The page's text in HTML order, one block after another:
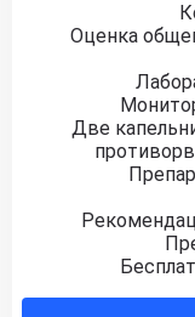
Оценка
Две